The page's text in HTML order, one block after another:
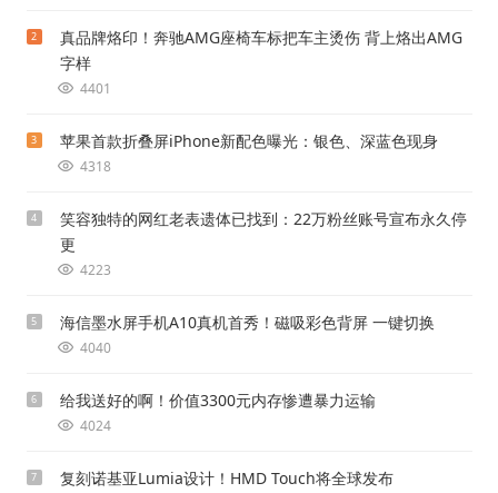
2
真品牌烙印！奔驰AMG座椅车标把车主烫伤 背上烙出AMG
字样
4401
3 苹果首款折叠屏iPhone新配色曝光：银色、深蓝色现身
4318
4
笑容独特的网红老表遗体已找到：22万粉丝账号宣布永久停
更
4223
5 海信墨水屏手机A10真机首秀！磁吸彩色背屏 一键切换
4040
6 给我送好的啊！价值3300元内存惨遭暴力运输
4024
7 复刻诺基亚Lumia设计！HMD Touch将全球发布